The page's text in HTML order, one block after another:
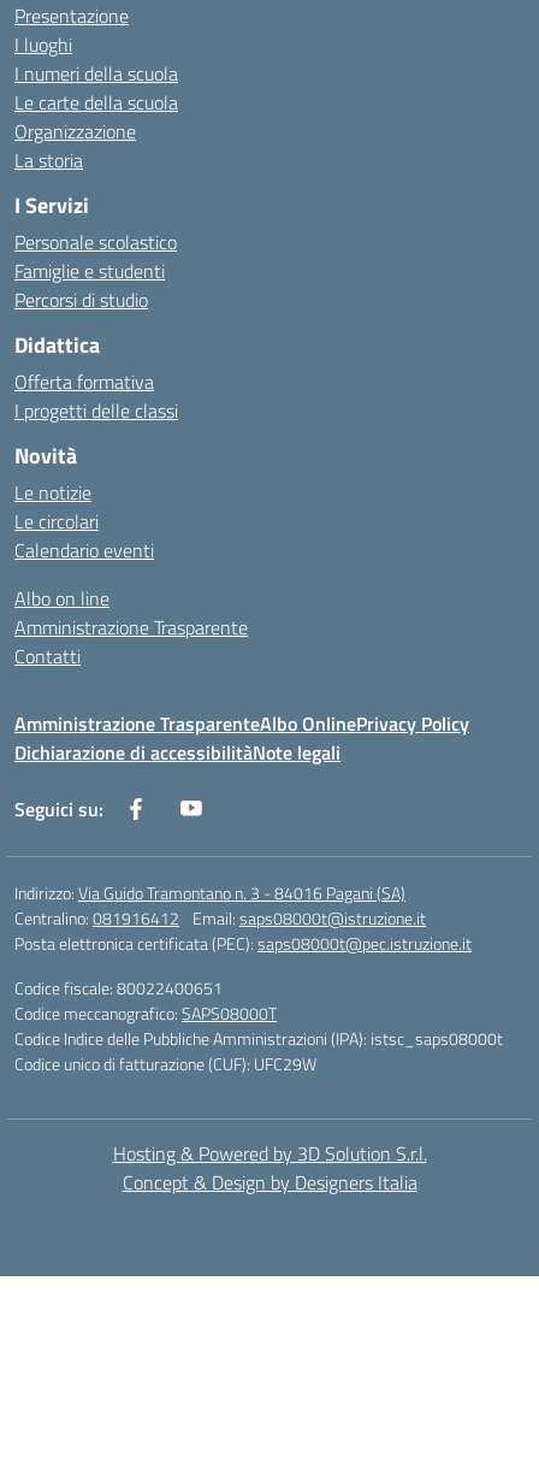
Presentazione
I luoghi
I numeri della scuola
Le carte della scuola
Organizzazione
La storia
I Servizi
Personale scolastico
Famiglie e studenti
Percorsi di studio
Didattica
Offerta formativa
I progetti delle classi
Novità
Le notizie
Le circolari
Calendario eventi
Albo on line
Amministrazione Trasparente
Contatti
Amministrazione TrasparenteAlbo OnlinePrivacy Policy
Dichiarazione di accessibilitàNote legali
Seguici su:
Indirizzo:Via Guido Tramontano n. 3 - 84016 Pagani (SA)
Centralino:081916412 Email:saps08000t@istruzione.it
Posta elettronica certificata (PEC):saps08000t@pec.istruzione.it
Codice fiscale: 80022400651
Codice meccanografico:SAPS08000T
Codice Indice delle Pubbliche Amministrazioni (IPA): istsc_saps08000t
Codice unico di fatturazione (CUF): UFC29W
Hosting & Powered by 3D Solution S.r.l.
Concept & Design by Designers Italia